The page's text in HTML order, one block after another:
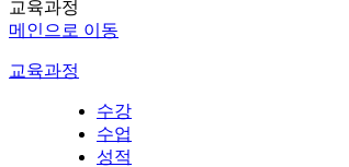
교육과정
메인으로 이동
교육과정
수강
수업
성적